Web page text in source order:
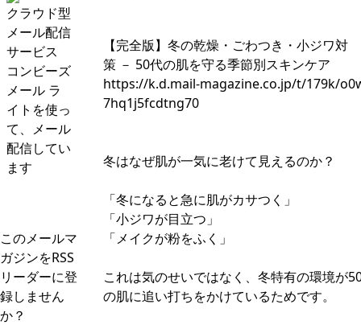
クラウド型
メール配信
サービス
コンビーズ
メール ラ
イトを使っ
て、メール
配信してい
ます
このメールマ
ガジンをRSS
リーダーに登
録しません
か？
【完全版】冬の乾燥・ごわつき・小ジワ対
策 － 50代の肌を守る季節別スキンケア
https://k.d.mail-magazine.co.jp/t/179k/
7hq1j5fcdtng70
冬はなぜ肌が一気に老けて見えるのか？
「冬になると急に肌がカサつく」
「小ジワが目立つ」
「メイクが粉をふく」
これは気のせいではなく、冬特有の環境が
の肌に追い打ちをかけているためです。